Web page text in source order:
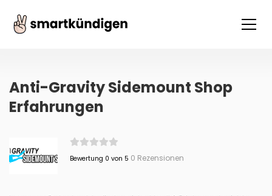
Anti-Gravity Sidemount Shop
Erfahrungen
Bewertung 0 von 5 0 Rezensionen